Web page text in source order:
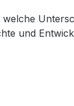
und